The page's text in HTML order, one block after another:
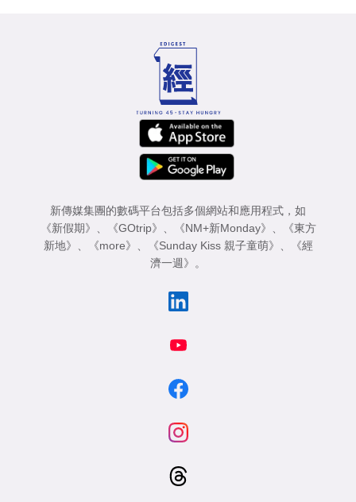
新傳媒集團的數碼平台包括多個網站和應用程式，如
《新假期》
《GOtrip》 《NM+新Monday》
《東方
新地》
《more》 《Sunday Kiss 親子童萌》
《經
濟一週》
。